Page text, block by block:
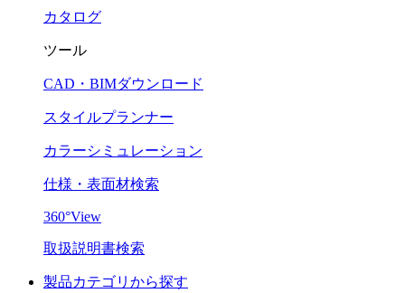
カタログ
ツール
CAD・BIMダウンロード
スタイルプランナー
カラーシミュレーション
仕様・表面材検索
360°View
取扱説明書検索
製品カテゴリから探す